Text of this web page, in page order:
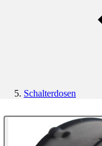
Schalterdosen